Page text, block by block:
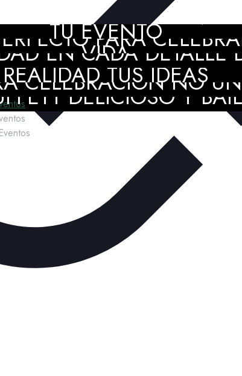
TU EVENTO
PARA
VIDA
EN CADA DETALLE
PLANNER AMIGA Y
REALIDAD TUS IDEAS
CELEBRACIÓN NO
DELICIOSO Y